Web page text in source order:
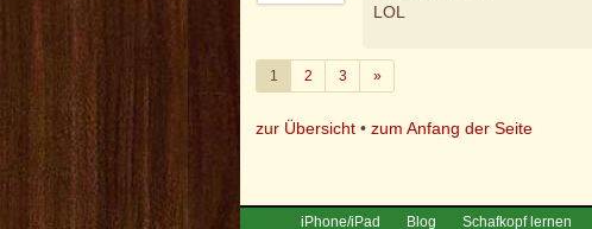
LOL
1 2 3 »Weiter
zur Übersicht •zum Anfang der Seite
iPhone/iPad Blog Schafkopf lernen